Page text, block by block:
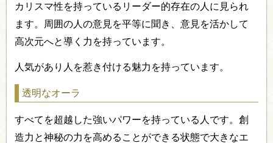
カリスマ性を持っているリーダー的存在の人に見られ
ます。周囲の人の意見を平等に聞き、意見を活かして
高次元へと導く力を持っています。
人気があり人を惹き付ける魅力を持っています。
透明なオーラ
すべてを超越した強いパワーを持っている人です。創
造力と神秘の力を高めることができる状態で大きなエ